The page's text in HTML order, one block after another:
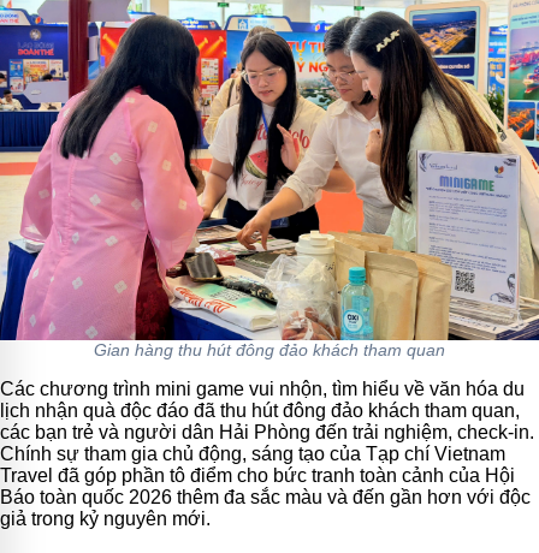
Gian hàng thu hút đông đảo khách tham quan
Các chương trình mini game vui nhộn, tìm hiểu về văn hóa du
lịch nhận quà độc đáo đã thu hút đông đảo khách tham quan,
các bạn trẻ và người dân Hải Phòng đến trải nghiệm, check-in.
Chính sự tham gia chủ động, sáng tạo của Tạp chí Vietnam
Travel đã góp phần tô điểm cho bức tranh toàn cảnh của Hội
Báo toàn quốc 2026 thêm đa sắc màu và đến gần hơn với độc
giả trong kỷ nguyên mới.